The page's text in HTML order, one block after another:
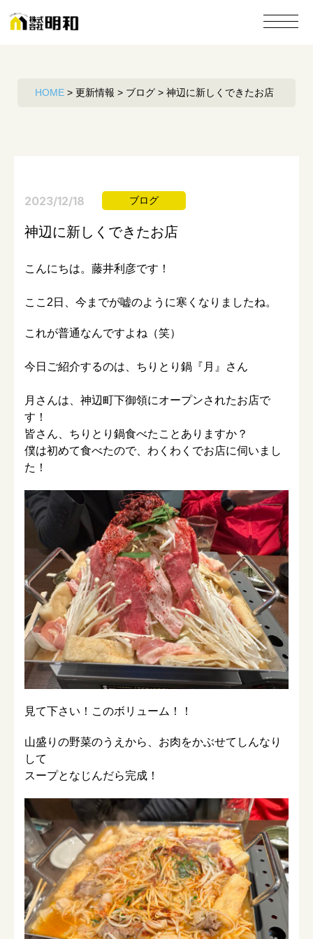
HOME > 更新情報 > ブログ > 神辺に新しくできたお店
2023/12/18 ブログ
神辺に新しくできたお店
こんにちは。藤井利彦です！
ここ2日、今までが嘘のように寒くなりましたね。
これが普通なんですよね（笑）
今日ご紹介するのは、ちりとり鍋『月』さん
月さんは、神辺町下御領にオープンされたお店で
す！
皆さん、ちりとり鍋食べたことありますか？
僕は初めて食べたので、わくわくでお店に伺いまし
た！
見て下さい！このボリューム！！
山盛りの野菜のうえから、お肉をかぶせてしんなり
して
スープとなじんだら完成！